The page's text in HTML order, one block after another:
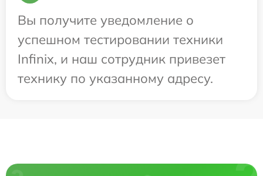
Вы получите уведомление о
успешном тестировании техники
Infinix, и наш сотрудник привезет
технику по указанному адресу.